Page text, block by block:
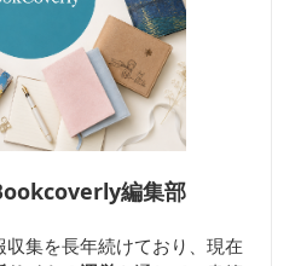
編集部
集を長年続けており、現在